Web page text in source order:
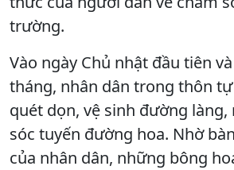
trường.
Vào ngày Chủ nhật đầu tiên
tháng, nhân dân trong thôn
quét dọn, vệ sinh đường
sóc tuyến đường hoa. Nhờ
của nhân dân, những bông